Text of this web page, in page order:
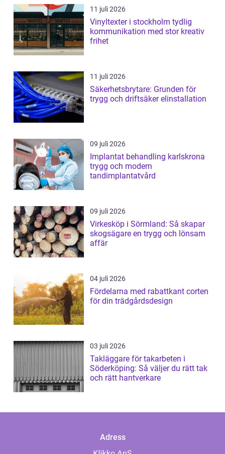
11 juli 2026
Vinyltexter i stockholm tydlig
kommunikation med stor kreativ
frihet
11 juli 2026
Säkerhetsbrytare: Grunden för
trygg och driftsäker elinstallation
09 juli 2026
Implantat behandling karlskrona
trygg och modern
tandimplantatvård
09 juli 2026
Virkesköp i Sörmland: Så skapar
skogsägare en trygg och lönsam
affär
04 juli 2026
Fördelarna med rabattkant corten
för din trädgårdsdesign
03 juli 2026
Takläggare för takarbeten i
Söderköping: Så väljer du rätt tak
och rätt hantverkare
Adress